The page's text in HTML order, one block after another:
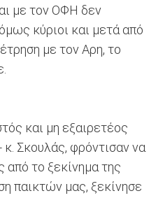
με τον ΟΦΗ δεν
κύριοι και μετά από
με τον Αρη, το
και μη εξαιρετέος
Σκουλάς, φρόντισαν να
από το ξεκίνημα της
παικτών μας, ξεκίνησε